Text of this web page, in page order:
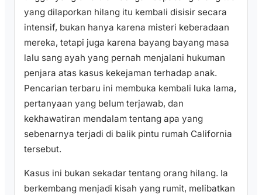
yang dilaporkan hilang itu kembali disisir secara
intensif, bukan hanya karena misteri keberadaan
mereka, tetapi juga karena bayang bayang masa
lalu sang ayah yang pernah menjalani hukuman
penjara atas kasus kekejaman terhadap anak.
Pencarian terbaru ini membuka kembali luka lama,
pertanyaan yang belum terjawab, dan
kekhawatiran mendalam tentang apa yang
sebenarnya terjadi di balik pintu rumah California
tersebut.
Kasus ini bukan sekadar tentang orang hilang. Ia
berkembang menjadi kisah yang rumit, melibatkan